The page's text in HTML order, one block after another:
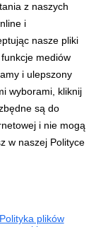
Poland
została
Będzie
w
z naszych
i
nasze pliki
mediów
i ulepszony
wyborami, kliknij
są do
i nie mogą
w naszej Polityce
Polityka plików